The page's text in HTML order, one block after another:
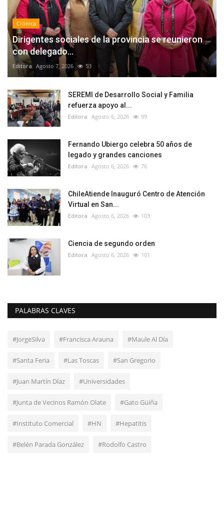
Crónica
Dirigentes sociales de la provincia se reunieron
con delegado...
Editora Agosto 7, 2026 53
SEREMI de Desarrollo Social y Familia
refuerza apoyo al...
Editora Agosto 6, 2026 99
Fernando Ubiergo celebra 50 años de
legado y grandes canciones
Editora Agosto 6, 2026 76
ChileAtiende Inauguró Centro de Atención
Virtual en San...
Editora Agosto 6, 2026 103
Ciencia de segundo orden
Editora Agosto 6, 2026 101
PALABRAS CLAVES
#JorgeSilva #Francisca Arauna #Maule Al Día
#Santa Feria #Las Toscas #San Gregorio
#Juan Martín Díaz #Universidades
#Junta de Vecinos Ramón Olate #Gato Güiña
#Instituto Comercial #HN #Hepatitis
#Belén Parada González #Rodolfo Castro